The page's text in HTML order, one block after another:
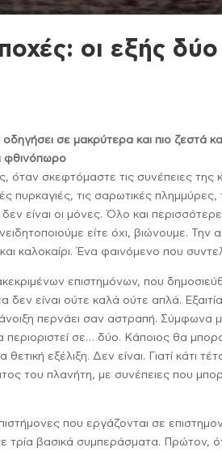
οι εξής δύο
οδηγήσει σε μακρύτερα και πιο ζεστά
φθινόπωρο
όταν σκεφτόμαστε τις συνέπειες της
πυρκαγιές, τις σαρωτικές
είναι οι μόνες. Όλο και
είτε όχι, βιώνουμε.
καλοκαίρι. Ένα φαινόμενο που
επιστημόνων, που
είναι ούτε καλά ούτε απλά.
περνάει σαν αστραπή. Σύμφωνα
περιοριστεί σε… δύο. Κάποιος θα
θετική εξέλιξη. Δεν είναι. Γιατί
του πλανήτη, με συνέπειες που
που εργάζονται σε
τρία βασικά συμπεράσματα. Πρώτον,